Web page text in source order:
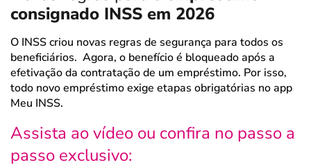
consignado INSS em 2026
O INSS criou novas regras de segurança para todos os
beneficiários. Agora, o benefício é bloqueado após a
efetivação da contratação de um empréstimo. Por isso,
todo novo empréstimo exige etapas obrigatórias no app
Meu INSS.
Assista ao vídeo ou confira no passo a
passo exclusivo: